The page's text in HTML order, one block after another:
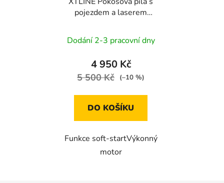
pojezdem a laserem
Dodání 2-3 pracovní dny
4 950 Kč
5 500 Kč (–10 %)
DO KOŠÍKU
Funkce soft-startVýkonný
motor